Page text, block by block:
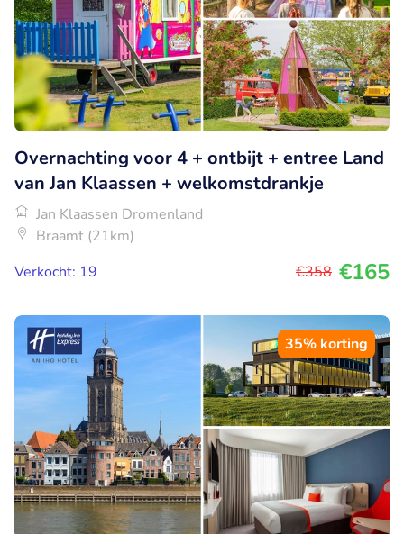
Overnachting voor 4 + ontbijt + entree Land
van Jan Klaassen + welkomstdrankje
Jan Klaassen Dromenland
Braamt (21km)
Verkocht: 19
€358 €165
35% korting